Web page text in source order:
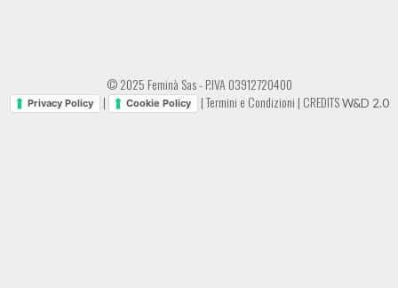
© 2025 Feminà Sas - P.IVA 03912720400
Privacy Policy | Cookie Policy |Termini e Condizioni | CREDITSW&D 2.0